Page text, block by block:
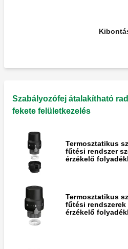
High-Style
zárvédő
Központi
változat.
Szabályozófej átalakítható
fekete felületkezelés
Termosztatikus
fűtési rendszer
érzékelő
Termosztatikus
fűtési
érzékelő